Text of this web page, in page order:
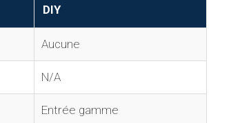
DIY
Aucune
N/A
Entrée gamme